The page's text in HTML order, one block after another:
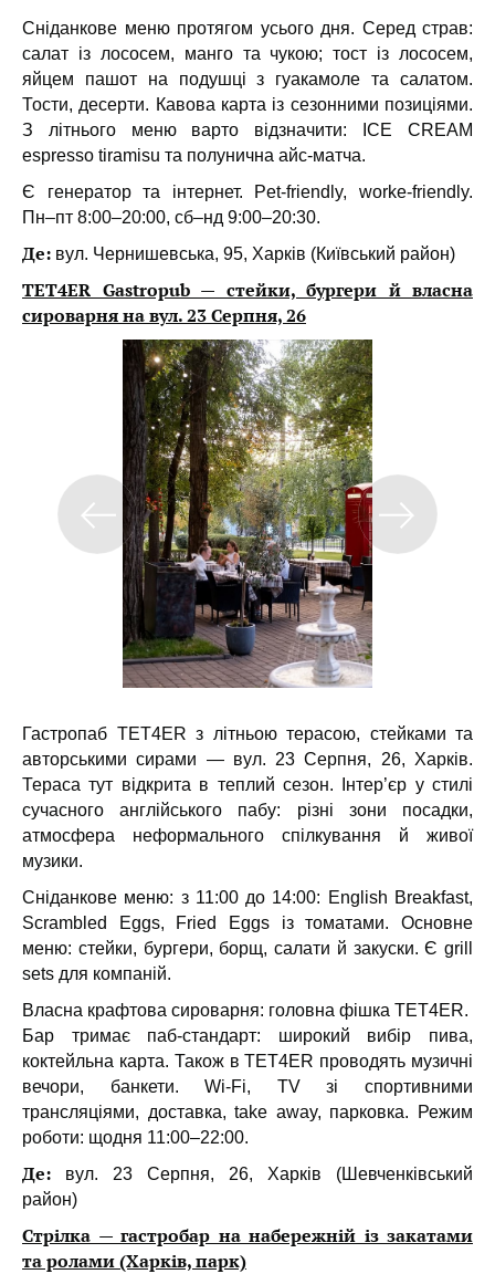
Сніданкове меню протягом усього дня. Серед страв:
салат із лососем, манго та чукою; тост із лососем,
яйцем пашот на подушці з гуакамоле та салатом.
Тости, десерти. Кавова карта із сезонними позиціями.
З літнього меню варто відзначити: ICE CREAM
espresso tiramisu та полунична айс-матча.
Є генератор та інтернет. Pet-friendly, worke-friendly.
Пн–пт 8:00–20:00, сб–нд 9:00–20:30.
Де: вул. Чернишевська, 95, Харків (Київський район)
TET4ER Gastropub — стейки, бургери й власна
сироварня на вул. 23 Серпня, 26
Гастропаб TET4ER з літньою терасою, стейками та
авторськими сирами — вул. 23 Серпня, 26, Харків.
Тераса тут відкрита в теплий сезон.
Інтер’єр у стилі
сучасного англійського пабу: різні зони посадки,
атмосфера неформального спілкування й живої
музики.
Сніданкове меню: з 11:00 до 14:00: English Breakfast,
Scrambled Eggs, Fried Eggs із томатами. Основне
меню: стейки, бургери, борщ, салати й закуски. Є grill
sets для компаній.
Власна крафтова сироварня: головна фішка TET4ER.
Бар тримає паб-стандарт: широкий вибір пива,
коктейльна карта. Також в TET4ER проводять музичні
вечори, банкети. Wi-Fi, TV зі спортивними
трансляціями, доставка, take away, парковка. Режим
роботи: щодня 11:00–22:00.
Де: вул. 23 Серпня, 26, Харків (Шевченківський
район)
Стрілка — гастробар на набережній із закатами
та ролами (Харків, парк)